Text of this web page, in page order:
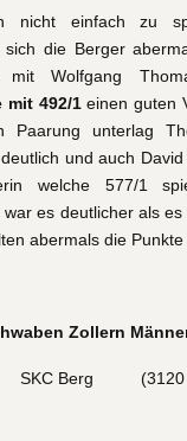
nicht einfach zu
sich die Berger
mit Wolfgang
mit 492/1einen guten
Paarung unterlag
und auch
welche 577/1
es deutlicher als
abermals die
Zollern
SKC Berg (3120 :